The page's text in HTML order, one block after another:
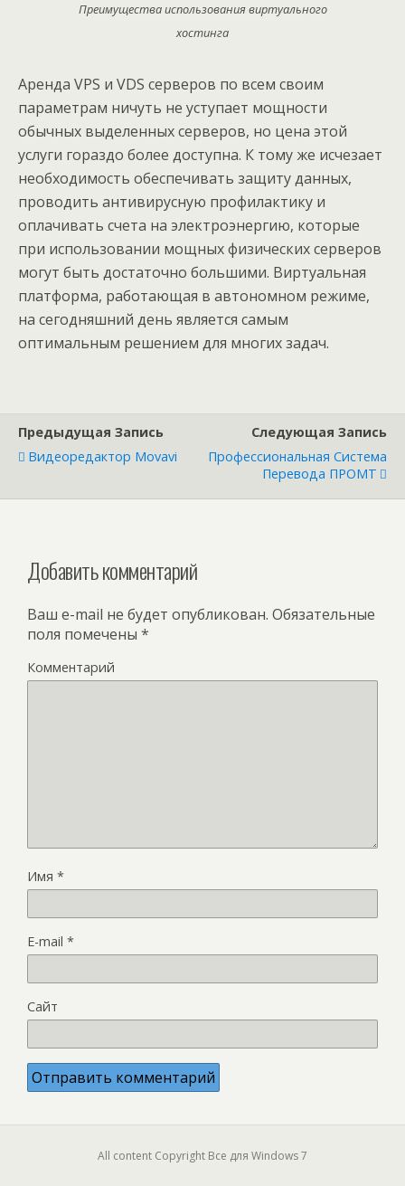
Преимущества использования виртуального
хостинга
Аренда VPS и VDS серверов по всем своим
параметрам ничуть не уступает мощности
обычных выделенных серверов, но цена этой
услуги гораздо более доступна. К тому же исчезает
необходимость обеспечивать защиту данных,
проводить антивирусную профилактику и
оплачивать счета на электроэнергию, которые
при использовании мощных физических серверов
могут быть достаточно большими. Виртуальная
платформа, работающая в автономном режиме,
на сегодняшний день является самым
оптимальным решением для многих задач.
Предыдущая Запись
Видеоредактор Movavi
Следующая Запись
Профессиональная Система
Перевода ПРОМТ
Добавить комментарий
Ваш e-mail не будет опубликован. Обязательные
поля помечены *
Комментарий
Имя *
E-mail *
Сайт
All content Copyright Все для Windows 7